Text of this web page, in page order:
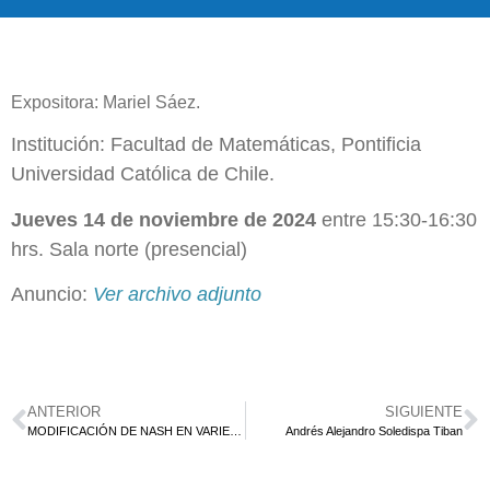
Expositora: Mariel Sáez.
Institución: Facultad de Matemáticas, Pontificia
Universidad Católica de Chile.
Jueves 14 de noviembre de 2024 entre 15:30-16:30
hrs. Sala norte (presencial)
Anuncio: Ver archivo adjunto
ANTERIOR
MODIFICACIÓN DE NASH EN VARIEDADES TÓRICAS DE DIMENSIÓN 3.
SIGUIENTE
Andrés Alejandro Soledispa Tiban